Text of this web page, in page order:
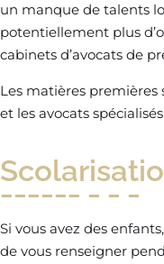
un manque de talents
potentiellement plus
cabinets d’avocats de
Les matières
et les avocats
Si vous avez des
de vous renseigner